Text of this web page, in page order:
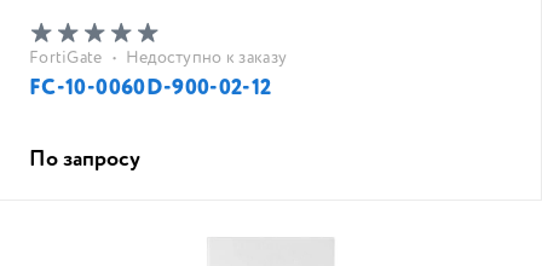
FortiGate • Недоступно к заказу
FC-10-0060D-900-02-12
По запросу